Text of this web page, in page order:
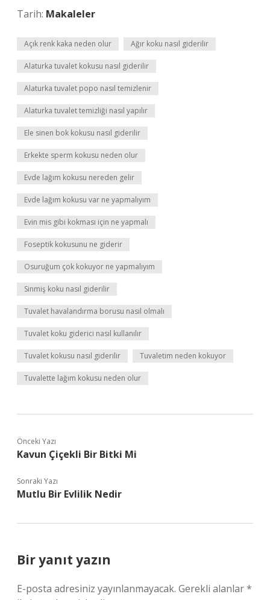
Tarih: Makaleler
Açık renk kaka neden olur Ağır koku nasıl giderilir
Alaturka tuvalet kokusu nasıl giderilir
Alaturka tuvalet popo nasıl temizlenir
Alaturka tuvalet temizliği nasıl yapılır
Ele sinen bok kokusu nasıl giderilir
Erkekte sperm kokusu neden olur
Evde lağım kokusu nereden gelir
Evde lağım kokusu var ne yapmalıyım
Evin mis gibi kokması için ne yapmalı
Foseptik kokusunu ne giderir
Osuruğum çok kokuyor ne yapmalıyım
Sinmiş koku nasıl giderilir
Tuvalet havalandırma borusu nasıl olmalı
Tuvalet koku giderici nasıl kullanılır
Tuvalet kokusu nasıl giderilir Tuvaletim neden kokuyor
Tuvalette lağım kokusu neden olur
Önceki Yazı
Kavun Çiçekli Bir Bitki Mi
Sonraki Yazı
Mutlu Bir Evlilik Nedir
Bir yanıt yazın
E-posta adresiniz yayınlanmayacak. Gerekli alanlar*